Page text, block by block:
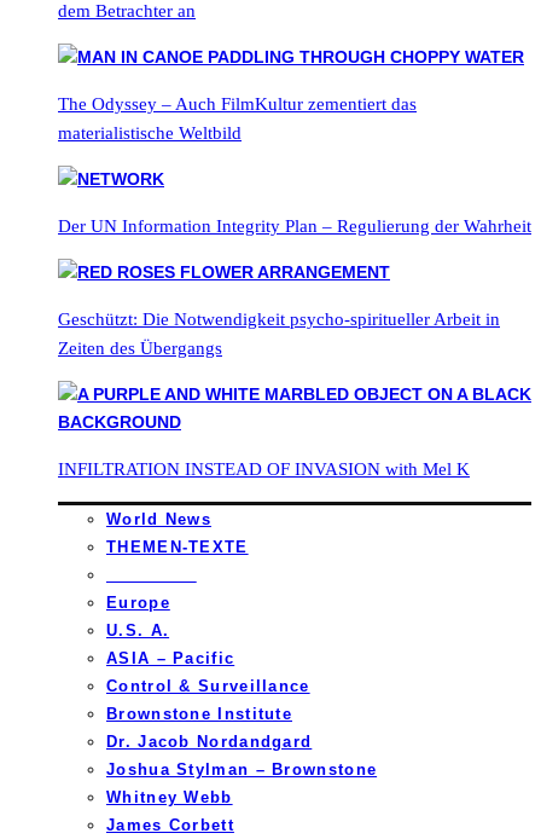
dem Betrachter an
The Odyssey – Auch FilmKultur zementiert das
materialistische Weltbild
Der UN Information Integrity Plan – Regulierung der Wahrheit
Geschützt: Die Notwendigkeit psycho-spiritueller Arbeit in
Zeiten des Übergangs
INFILTRATION INSTEAD OF INVASION with Mel K
World News
THEMEN-TEXTE
Europe
U.S. A.
ASIA – Pacific
Control & Surveillance
Brownstone Institute
Dr. Jacob Nordandgard
Joshua Stylman – Brownstone
Whitney Webb
James Corbett